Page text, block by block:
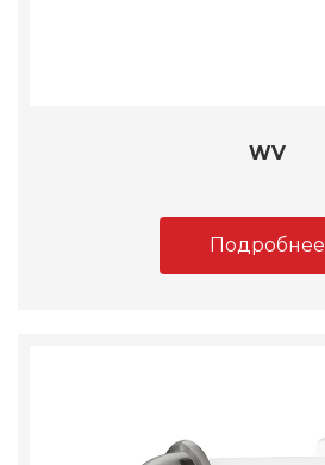
WV
Подробнее